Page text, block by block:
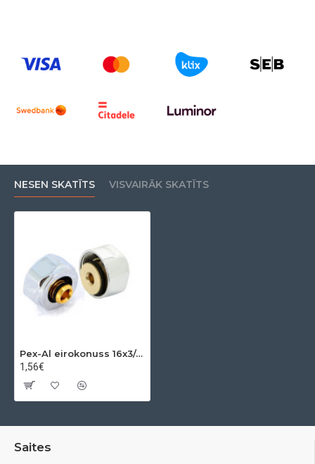
NESEN SKATĪTS VISVAIRĀK SKATĪTS
Pex-Al eirokonuss 16x3/4"
1,56€
Saites